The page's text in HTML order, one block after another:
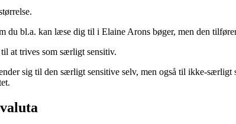
du bl.a. kan læse dig til i Elaine Arons bøger, men den
at trives som særligt sensitiv.
sig til den særligt sensitive selv, men også til ikke-